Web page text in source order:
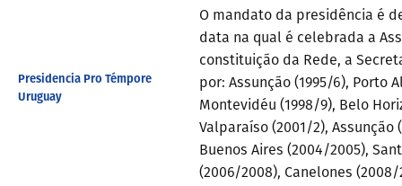
Presidencia Pro Témpore
Uruguay
O mandato da presidência é
data na qual é celebrada a
constituição da Rede, a
por: Assunção (1995/6), Porto
Montevidéu (1998/9), Belo
Valparaíso (2001/2), Assunção
Buenos Aires (2004/2005),
(2006/2008), Canelones